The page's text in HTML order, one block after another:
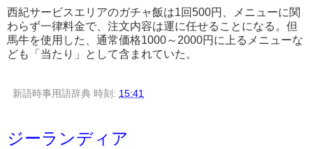
西紀サービスエリアのガチャ飯は1回500円、メニューに関
わらず一律料金で、注文内容は運に任せることになる。但
馬牛を使用した、通常価格1000～2000円に上るメニューな
ども「当たり」として含まれていた。
新語時事用語辞典 時刻: 15:41
ジーランディア